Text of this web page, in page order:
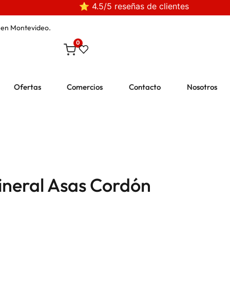
⭐ 4.5/5 reseñas de clientes
Montevideo.
0
Ofertas Comercios Contacto Nosotros
Asas Cordón